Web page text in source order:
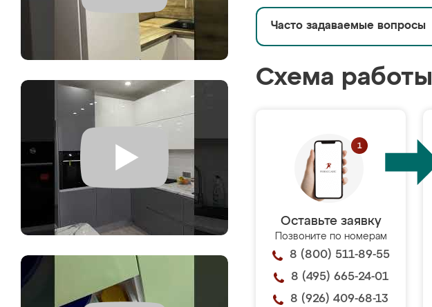
Часто задаваемые вопросы
Схема работы
Оставьте заявку
Позвоните по номерам
8 (800) 511-89-55
8 (495) 665-24-01
8 (926) 409-68-13